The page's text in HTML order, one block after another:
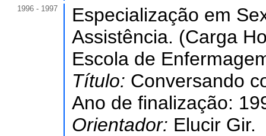
1996 - 1997
Especialização em
Assistência. (Carga
Escola de
Título: Conversando
Ano de finalização:
Orientador: Elucir Gir.